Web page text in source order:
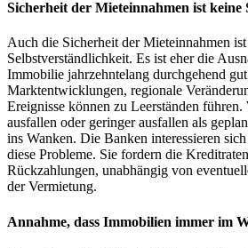
Sicherheit der Mieteinnahmen ist keine
Auch die Sicherheit der Mieteinnahmen
Selbstverständlichkeit. Es ist eher die
Immobilie jahrzehntelang durchgehend
Marktentwicklungen, regionale
Ereignisse können zu Leerständen
ausfallen oder geringer ausfallen als
ins Wanken. Die Banken interessieren
diese Probleme. Sie fordern die
Rückzahlungen, unabhängig von
der Vermietung.
Annahme, dass Immobilien immer im